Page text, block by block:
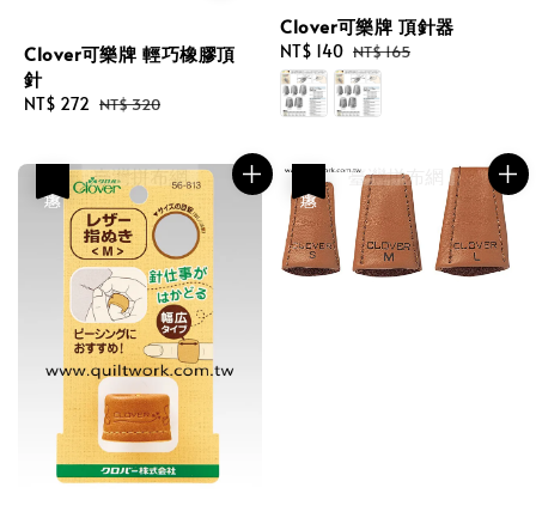
Clover可樂牌 輕巧橡膠頂
針
Sale
NT$ 272 Regular
NT$ 320
Clover可樂牌 頂針器
Sale
price
NT$ 140 Regular
price
NT$ 165